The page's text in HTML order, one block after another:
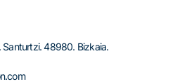
Santurtzi. 48980. Bizkaia.